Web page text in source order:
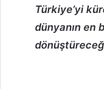
Türkiye’yi
dünyanın en